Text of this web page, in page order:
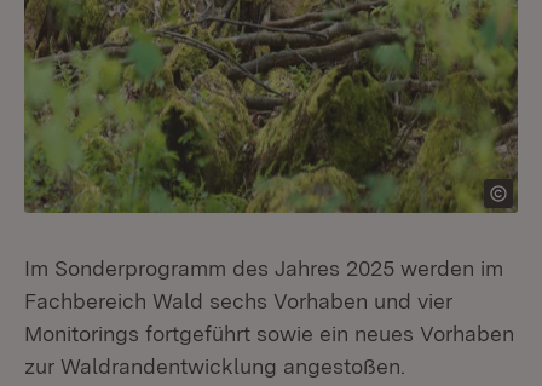
Im Sonderprogramm des Jahres 2025 werden im
Fachbereich Wald sechs Vorhaben und vier
Monitorings fortgeführt sowie ein neues Vorhaben
zur Waldrandentwicklung angestoßen.